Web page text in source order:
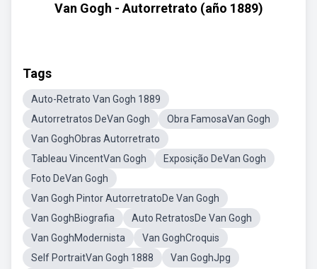
Van Gogh - Autorretrato (año 1889)
Tags
Auto-Retrato Van Gogh 1889
Autorretratos DeVan Gogh
Obra FamosaVan Gogh
Van GoghObras Autorretrato
Tableau VincentVan Gogh
Exposição DeVan Gogh
Foto DeVan Gogh
Van Gogh Pintor AutorretratoDe Van Gogh
Van GoghBiografia
Auto RetratosDe Van Gogh
Van GoghModernista
Van GoghCroquis
Self PortraitVan Gogh 1888
Van GoghJpg